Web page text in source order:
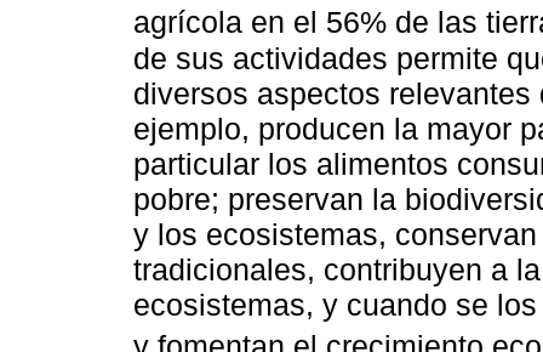
agrícola en el 56% de las
de sus actividades permite
diversos aspectos
ejemplo, producen la mayor
particular los alimentos
pobre; preservan la
y los ecosistemas,
tradicionales, contribuyen a
ecosistemas, y cuando se